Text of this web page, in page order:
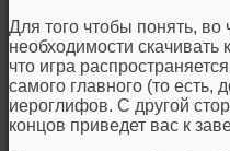
Для того чтобы понять,
необходимости скачивать
что игра
самого главного (то есть,
иероглифов. С другой
концов приведет вас к